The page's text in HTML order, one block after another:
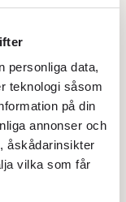
personliga data,
teknologi såsom
på din
annonser och
åskådarinsikter
vilka som får
Ekonomi